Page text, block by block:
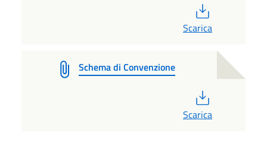
Scarica
Schema di Convenzione
Scarica